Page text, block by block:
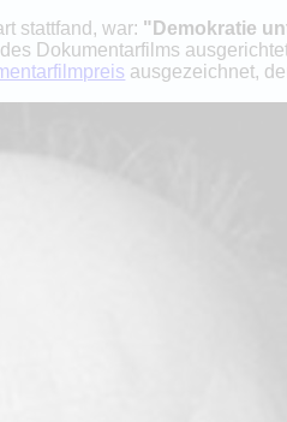
stattfand, war: "Demokratie
Dokumentarfilms
ausgezeichnet,